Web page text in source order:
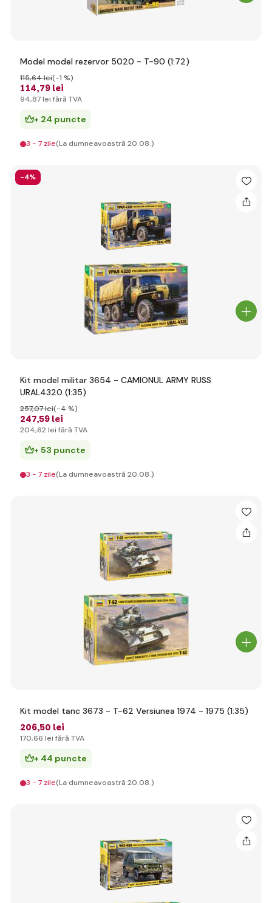
Model model rezervor 5020 - T-90 (1:72)
114,79 lei
115,64 lei(-1 %)
94,87 lei fără TVA
+ 24 puncte
3 - 7 zile(La dumneavoastră 20.08.)
-4%
Kit model militar 3654 - CAMIONUL ARMY RUSS
URAL4320 (1:35)
247,59 lei
257,07 lei(-4 %)
204,62 lei fără TVA
+ 53 puncte
3 - 7 zile(La dumneavoastră 20.08.)
Kit model tanc 3673 - T-62 Versiunea 1974 - 1975 (1:35)
206,50 lei
170,66 lei fără TVA
+ 44 puncte
3 - 7 zile(La dumneavoastră 20.08.)